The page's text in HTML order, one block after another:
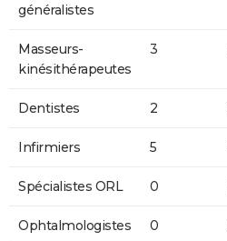
généralistes
Masseurs-
kinésithérapeutes
3
Dentistes 2
Infirmiers 5
Spécialistes ORL 0
Ophtalmologistes 0